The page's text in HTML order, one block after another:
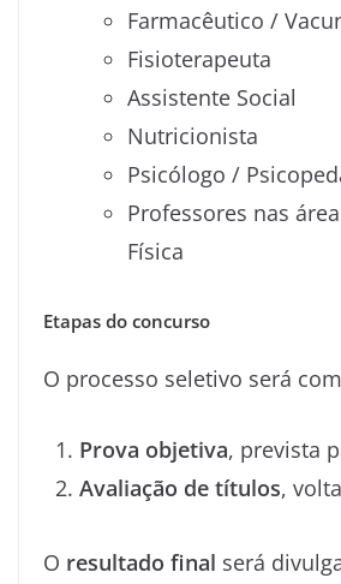
Farmacêutico /
Fisioterapeuta
Assistente Social
Nutricionista
Psicólogo /
Professores nas
Física
Etapas do concurso
O processo seletivo será
Prova objetiva, prevista
Avaliação de títulos,
O resultado final será